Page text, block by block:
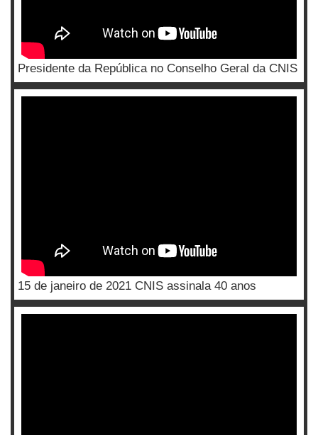
Presidente da República no Conselho Geral da CNIS
15 de janeiro de 2021 CNIS assinala 40 anos